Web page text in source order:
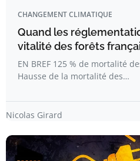
CHANGEMENT CLIMATIQUE
Quand les
vitalité des forêts
EN BREF 125 % de mortalité
Hausse de la mortalité des…
Nicolas Girard